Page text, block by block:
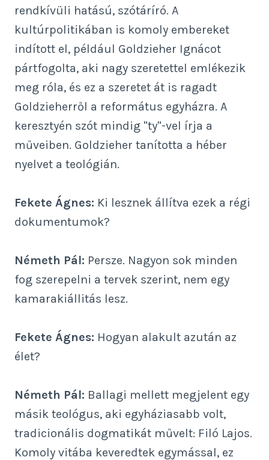
rendkívüli hatású, szótáríró. A
kultúrpolitikában is komoly embereket
indított el, például Goldzieher Ignácot
pártfogolta, aki nagy szeretettel emlékezik
meg róla, és ez a szeretet át is ragadt
Goldzieherről a református egyházra. A
keresztyén szót mindig "ty"-vel írja a
műveiben. Goldzieher tanította a héber
nyelvet a teológián.
Fekete Ágnes: Ki lesznek állítva ezek a régi
dokumentumok?
Németh Pál: Persze. Nagyon sok minden
fog szerepelni a tervek szerint, nem egy
kamarakiállitás lesz.
Fekete Ágnes: Hogyan alakult azután az
élet?
Németh Pál: Ballagi mellett megjelent egy
másik teológus, aki egyháziasabb volt,
tradicionális dogmatikát művelt: Filó Lajos.
Komoly vitába keveredtek egymással, ez